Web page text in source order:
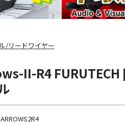
/リードワイヤー
II-R4 FURUTECH